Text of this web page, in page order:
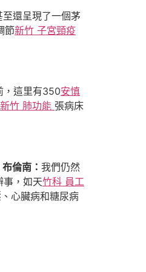
還呈現了一個茅
節新竹 子宮頸疫
，這里有350安慎
新竹 肺功能 張病床
倫南： 我們仍然
事，如天竹科 員工
心臟病和糖尿病